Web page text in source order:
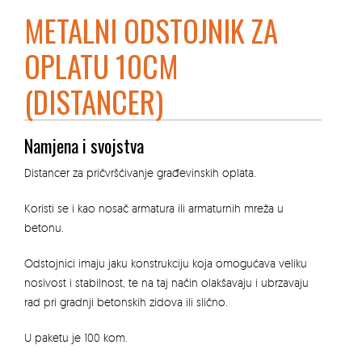
METALNI ODSTOJNIK ZA
OPLATU 10CM
(DISTANCER)
Namjena i svojstva
Distancer za pričvršćivanje građevinskih oplata.
Koristi se i kao nosač armatura ili armaturnih mreža u
betonu.
Odstojnici imaju jaku konstrukciju koja omogućava veliku
nosivost i stabilnost, te na taj način olakšavaju i ubrzavaju
rad pri gradnji betonskih zidova ili slično.
U paketu je 100 kom.